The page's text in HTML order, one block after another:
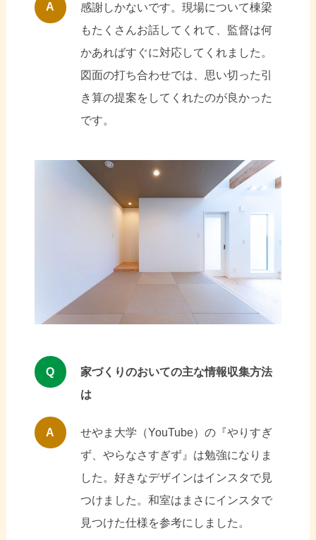
A
感謝しかないです。現場について棟梁
もたくさんお話してくれて、監督は何
かあればすぐに対応してくれました。
図面の打ち合わせでは、思い切った引
き算の提案をしてくれたのが良かった
です。
Q
家づくりのおいての主な情報収集方法
は
A
せやま大学（YouTube）の『やりすぎ
ず、やらなさすぎず』は勉強になりま
した。好きなデザインはインスタで見
つけました。和室はまさにインスタで
見つけた仕様を参考にしました。